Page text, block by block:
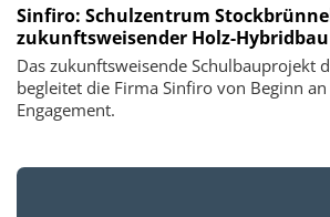
Sinfiro: Schulzentrum
zukunftsweisender Holz-Hybridbau
Das zukunftsweisende Schulbauprojekt
begleitet die Firma Sinfiro von Beginn
Engagement.